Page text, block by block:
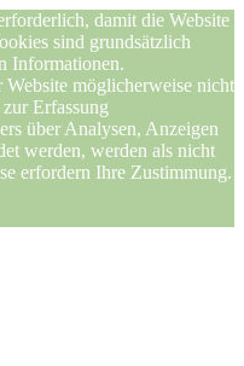
damit die Website
sind grundsätzlich
Informationen.
möglicherweise nicht
Erfassung
über Analysen, Anzeigen
werden, werden als nicht
erfordern Ihre Zustimmung.